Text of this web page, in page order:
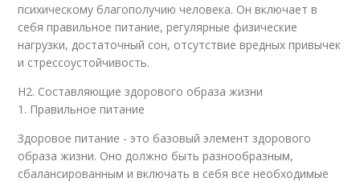
психическому благополучию человека. Он включает в
себя правильное питание, регулярные физические
нагрузки, достаточный сон, отсутствие вредных привычек
и стрессоустойчивость.
H2. Составляющие здорового образа жизни
1. Правильное питание
Здоровое питание - это базовый элемент здорового
образа жизни. Оно должно быть разнообразным,
сбалансированным и включать в себя все необходимые